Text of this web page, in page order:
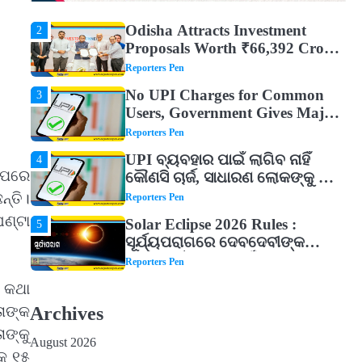
୧୫
Reporters Pen
2
Odisha Attracts Investment
Proposals Worth ₹66,392 Crore,
Over 54,000 Jobs Expected
Reporters Pen
3
No UPI Charges for Common
Users, Government Gives Major
Relief
Reporters Pen
4
UPI ବ୍ୟବହାର ପାଇଁ ଲାଗିବ ନାହିଁ
କୌଣସି ଚାର୍ଜ, ସାଧାରଣ ଲୋକଙ୍କୁ ବଡ଼
ଆଶ୍ୱସ୍ତି
Reporters Pen
5
Solar Eclipse 2026 Rules :
ସୂର୍ଯ୍ୟପରାଗରେ ଦେବଦେବୀଙ୍କ
ମୂର୍ତ୍ତି ଛୁଇଁବା ମନା କାହିଁକି? ଜାଣନ୍ତୁ
Reporters Pen
Archives
August 2026